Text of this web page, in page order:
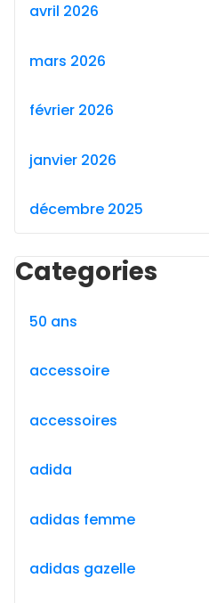
avril 2026
mars 2026
février 2026
janvier 2026
décembre 2025
Categories
50 ans
accessoire
accessoires
adida
adidas femme
adidas gazelle